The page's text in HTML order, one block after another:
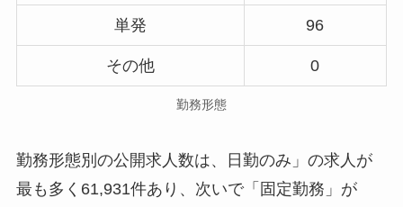
単発 96
その他 0
勤務形態
勤務形態別の公開求人数は、日勤のみ」の求人が
最も多く61,931件あり、次いで「固定勤務」が